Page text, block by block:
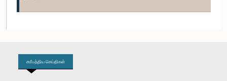
சமீபத்திய செய்திகள்